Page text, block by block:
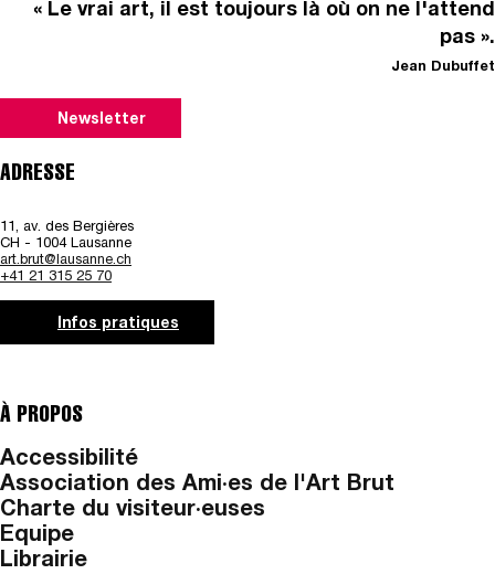
« Le vrai art, il est toujours là où on ne l'attend
pas ».
Jean Dubuffet
Newsletter
ADRESSE
11, av. des Bergières
CH - 1004 Lausanne
art.brut@lausanne.ch
+41 21 315 25 70
Infos pratiques
À PROPOS
Accessibilité
Association des Ami·es de l'Art Brut
Charte du visiteur·euses
Equipe
Librairie